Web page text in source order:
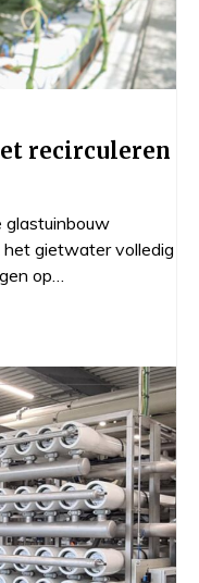
recirculeren
glastuinbouw
gietwater volledig
op…